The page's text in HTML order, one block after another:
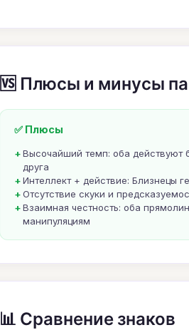
🆚 Плюсы и минусы
✅ Плюсы
Высочайший темп: оба действуют
друга
Интеллект + действие: Близнецы
Отсутствие скуки и
Взаимная честность: оба
манипуляциям
📊 Сравнение знаков